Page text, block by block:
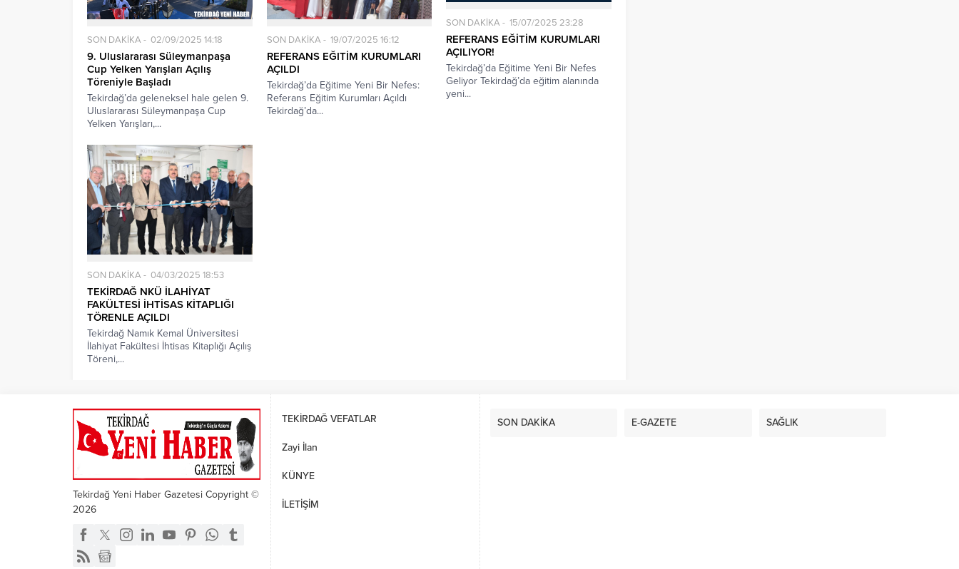
SON DAKİKA 02/09/2025 14:18
9. Uluslararası Süleymanpaşa
Cup Yelken Yarışları Açılış
Töreniyle Başladı
Tekirdağ’da geleneksel hale gelen 9.
Uluslararası Süleymanpaşa Cup
Yelken Yarışları,...
SON DAKİKA 19/07/2025 16:12
REFERANS EĞITİM KURUMLARI
AÇILDI
Tekirdağ’da Eğitime Yeni Bir Nefes:
Referans Eğitim Kurumları Açıldı
Tekirdağ’da...
SON DAKİKA 15/07/2025 23:28
REFERANS EĞİTİM KURUMLARI
AÇILIYOR!
Tekirdağ’da Eğitime Yeni Bir Nefes
Geliyor Tekirdağ’da eğitim alanında
yeni...
SON DAKİKA 04/03/2025 18:53
TEKİRDAĞ NKÜ İLAHİYAT
FAKÜLTESİ İHTİSAS KİTAPLIĞI
TÖRENLE AÇILDI
Tekirdağ Namık Kemal Üniversitesi
İlahiyat Fakültesi İhtisas Kitaplığı Açılış
Töreni,...
Tekirdağ Yeni Haber Gazetesi Copyright ©
2026
TEKİRDAĞ VEFATLAR
Zayi İlan
KÜNYE
İLETİŞİM
SON DAKİKA E-GAZETE SAĞLIK